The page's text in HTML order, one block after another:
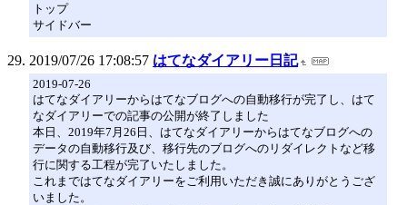
トップ
サイドバー
2019/07/26 17:08:57 はてなダイアリー日記
2019-07-26
はてなダイアリーからはてなブログへの自動移行が完了し、はて
なダイアリーでの記事の公開が終了しました
本日、2019年7月26日、はてなダイアリーからはてなブログへの
データの自動移行及び、移行先のブログへのリダイレクトなど移
行に関する工程が完了いたしました。
これまではてなダイアリーをご利用いただき誠にありがとうござ
いました。